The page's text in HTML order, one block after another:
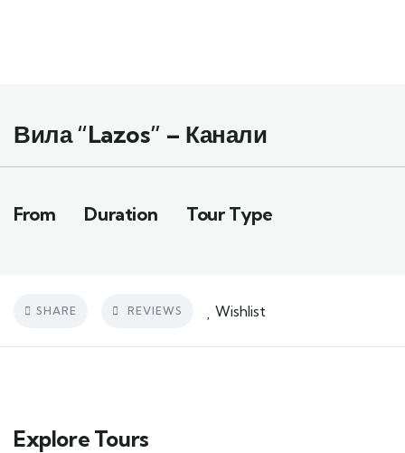
Вила “Lazos” – Канали
From Duration Tour Type
SHARE REVIEWS Wishlist
Explore Tours